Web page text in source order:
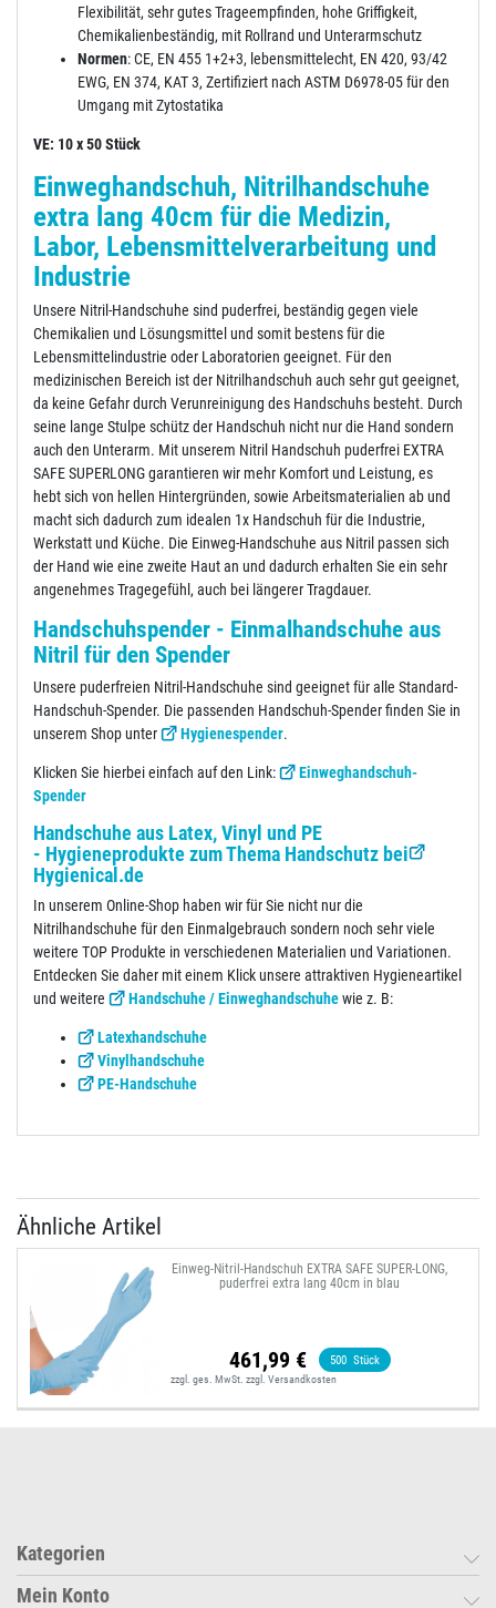
Flexibilität, sehr gutes Trageempfinden, hohe Griffigkeit,
Chemikalienbeständig, mit Rollrand und Unterarmschutz
Normen: CE, EN 455 1+2+3, lebensmittelecht, EN 420, 93/42
EWG, EN 374, KAT 3, Zertifiziert nach ASTM D6978-05 für den
Umgang mit Zytostatika
VE: 10 x 50 Stück
Einweghandschuh, Nitrilhandschuhe
extra lang 40cm für die Medizin,
Labor, Lebensmittelverarbeitung und
Industrie
Unsere Nitril-Handschuhe sind puderfrei, beständig gegen viele
Chemikalien und Lösungsmittel und somit bestens für die
Lebensmittelindustrie oder Laboratorien geeignet. Für den
medizinischen Bereich ist der Nitrilhandschuh auch sehr gut geeignet,
da keine Gefahr durch Verunreinigung des Handschuhs besteht. Durch
seine lange Stulpe schütz der Handschuh nicht nur die Hand sondern
auch den Unterarm. Mit unserem Nitril Handschuh puderfrei EXTRA
SAFE SUPERLONG garantieren wir mehr Komfort und Leistung, es
hebt sich von hellen Hintergründen, sowie Arbeitsmaterialien ab und
macht sich dadurch zum idealen 1x Handschuh für die Industrie,
Werkstatt und Küche. Die Einweg-Handschuhe aus Nitril passen sich
der Hand wie eine zweite Haut an und dadurch erhalten Sie ein sehr
angenehmes Tragegefühl, auch bei längerer Tragdauer.
Handschuhspender - Einmalhandschuhe aus
Nitril für den Spender
Unsere puderfreien Nitril-Handschuhe sind geeignet für alle Standard-
Handschuh-Spender. Die passenden Handschuh-Spender finden Sie in
unserem Shop unter
Hygienespender.
Klicken Sie hierbei einfach auf den Link:
Einweghandschuh-
Spender
Handschuhe aus Latex, Vinyl und PE
- Hygieneprodukte zum Thema Handschutz bei
Hygienical.de
In unserem Online-Shop haben wir für Sie nicht nur die
Nitrilhandschuhe für den Einmalgebrauch sondern noch sehr viele
weitere TOP Produkte in verschiedenen Materialien und Variationen.
Entdecken Sie daher mit einem Klick unsere attraktiven Hygieneartikel
und weitere
Handschuhe / Einweghandschuhewie z. B:
Latexhandschuhe
Vinylhandschuhe
PE-Handschuhe
Ähnliche Artikel
Einweg-Nitril-Handschuh EXTRA SAFE SUPER-LONG,
puderfrei extra lang 40cm in blau
461,99 € 500 Stück
zzgl. ges. MwSt. zzgl.Versandkosten
Kategorien
Mein Konto